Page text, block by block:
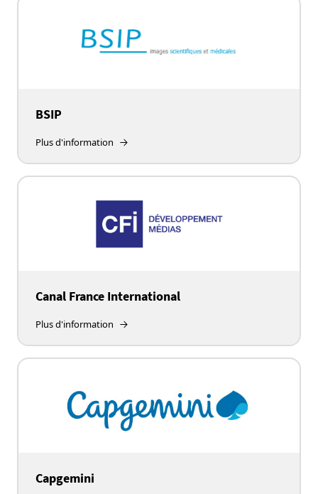
BSIP
Plus d'information
Canal France International
Plus d'information
Capgemini